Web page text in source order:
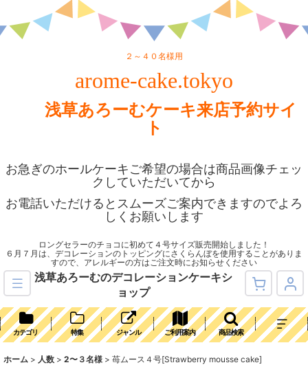
２～４０名様用
arome-cake.tokyo
浅草あろーむケーキ来店予約サイ
ト
お急ぎのホールケーキご希望の場合は商品画像チェッ
クしていただいてから
お電話いただけるとスムーズご案内できますのでよろ
しくお願いします
ロングセラーのチョコに初めて４号サイズ販売開始しました！
６月７月は、デコレーションのトッピングにさくらんぼを使用することがありま
すので、アレルギーの方はご注文時にお知らせください
浅草あろーむのデコレーションケーキシ
ョップ
カテゴリ 特集 ジャンル ご利用案内 商品検索
ホーム > 人数 > 2〜３名様 > 苺ムース４号[Strawberry mousse cake]